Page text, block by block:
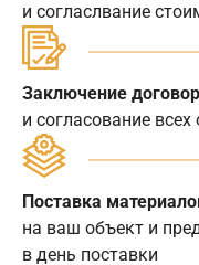
и согласлвание
Заключение
и согласование
Поставка
на ваш объект и
в день поставки